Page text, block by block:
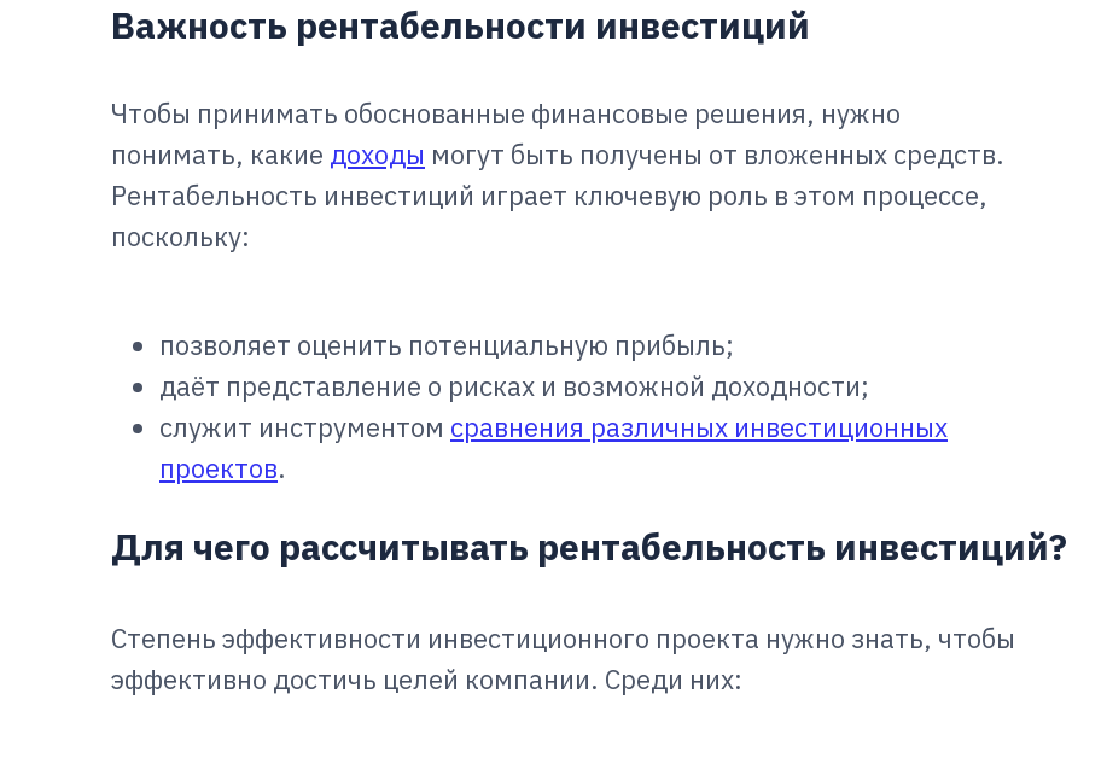
Важность рентабельности инвестиций
Чтобы принимать обоснованные финансовые решения, нужно
понимать, какие доходы могут быть получены от вложенных средств.
Рентабельность инвестиций играет ключевую роль в этом процессе,
поскольку:
позволяет оценить потенциальную прибыль;
даёт представление о рисках и возможной доходности;
служит инструментом сравнения различных инвестиционных
проектов.
Для чего рассчитывать рентабельность инвестиций?
Степень эффективности инвестиционного проекта нужно знать, чтобы
эффективно достичь целей компании. Среди них: